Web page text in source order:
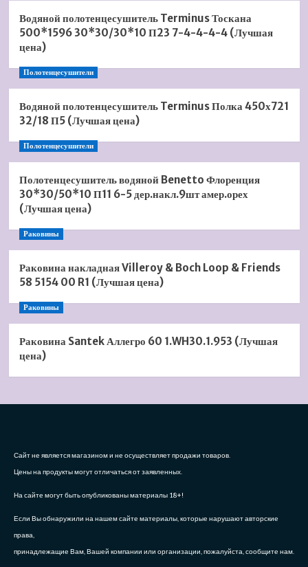
Водяной полотенцесушитель Terminus Тоскана
500*1596 30*30/30*10 П23 7-4-4-4-4 (Лучшая
цена)
Полотенцесушители
Водяной полотенцесушитель Terminus Полка 450х721
32/18 П5 (Лучшая цена)
Полотенцесушители
Полотенцесушитель водяной Benetto Флоренция
30*30/50*10 П11 6-5 дер.накл.9шт амер.орех
(Лучшая цена)
Раковины
Раковина накладная Villeroy & Boch Loop & Friends
58 5154 00 R1 (Лучшая цена)
Раковины
Раковина Santek Аллегро 60 1.WH30.1.953 (Лучшая
цена)
Сайт не является магазином и не осуществляет продажи товаров.
Цены на продукты могут отличаться от заявленных.
На сайте могут быть опубликованы материалы 18+!
Если Вы обнаружили на нашем сайте материалы, которые нарушают авторские
права,
принадлежащие Вам, Вашей компании или организации, пожалуйста, сообщите нам.